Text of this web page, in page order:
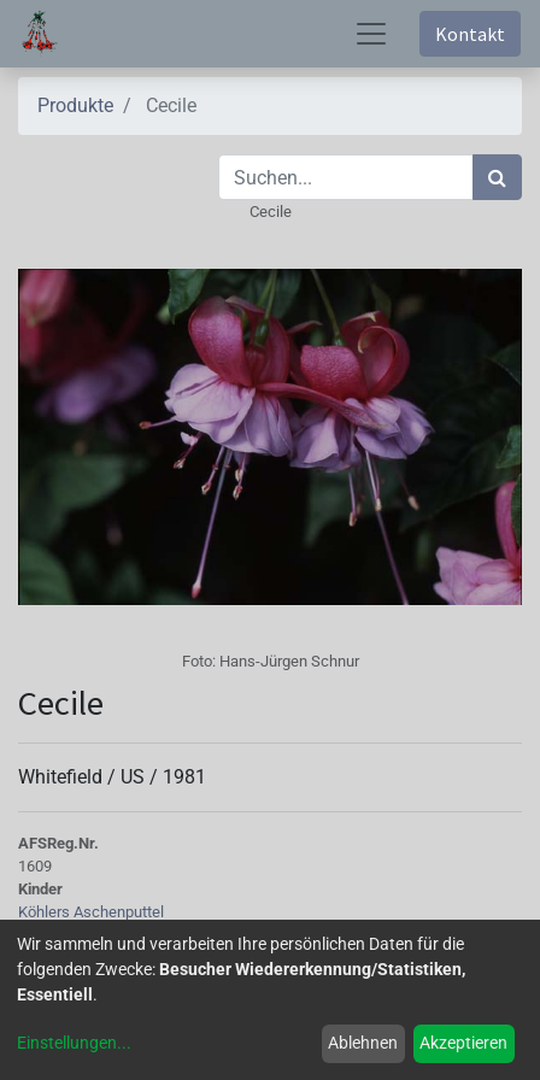
Kontakt
Produkte Cecile
Cecile
Foto: Hans-Jürgen Schnur
Cecile
Whitefield / US / 1981
AFSReg.Nr.
1609
Kinder
Köhlers Aschenputtel
Tubus
dick, hellrosa
Sepalen
hochgestellt, tiefrosa mit lichtgrünen Spitzen
an der Basis rosa, lavendelblau, stark gekräuselt
Wir sammeln und verarbeiten Ihre persönlichen Daten für die
folgenden Zwecke: Besucher Wiedererkennung/Statistiken,
Essentiell .
Einstellungen... Ablehnen Akzeptieren